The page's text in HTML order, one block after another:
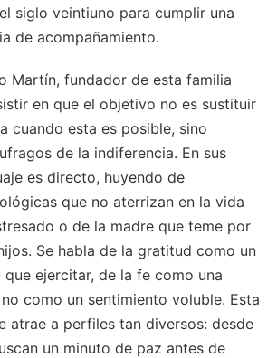
siglo veintiuno para cumplir una
de acompañamiento.
Martín, fundador de esta familia
en que el objetivo no es sustituir
cuando esta es posible, sino
de la indiferencia. En sus
es directo, huyendo de
que no aterrizan en la vida
o de la madre que teme por
Se habla de la gratitud como un
que ejercitar, de la fe como una
como un sentimiento voluble. Esta
atrae a perfiles tan diversos: desde
un minuto de paz antes de